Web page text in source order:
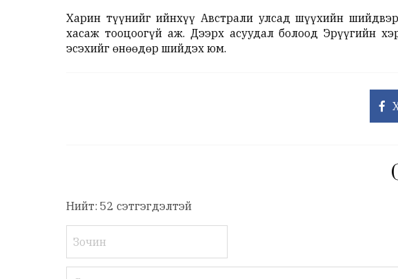
Харин түүнийг ийнхүү Австрали улсад шүүхийн
хасаж тооцоогүй аж. Дээрх асуудал болоод Эрүүгийн
эсэхийг өнөөдөр шийдэх юм.
Нийт: 52 сэтгэгдэлтэй